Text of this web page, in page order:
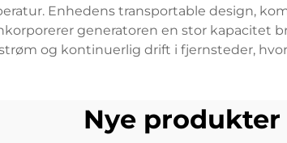
Enhedens transportable design,
generatoren en stor
og kontinuerlig drift i fjernsteder,
Nye produkter